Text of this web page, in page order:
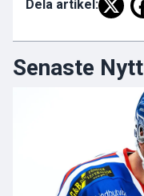
Dela artikel:
Senaste Nytt